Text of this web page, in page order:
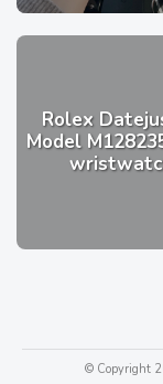
Rolex
Model
© Copyright